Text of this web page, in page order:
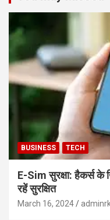
BUSINESS TECH
E-Sim सुरक्षा: हैकर्स
रहें सुरक्षित
March 16, 2024